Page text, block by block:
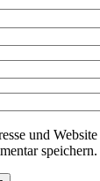
und
speichern.